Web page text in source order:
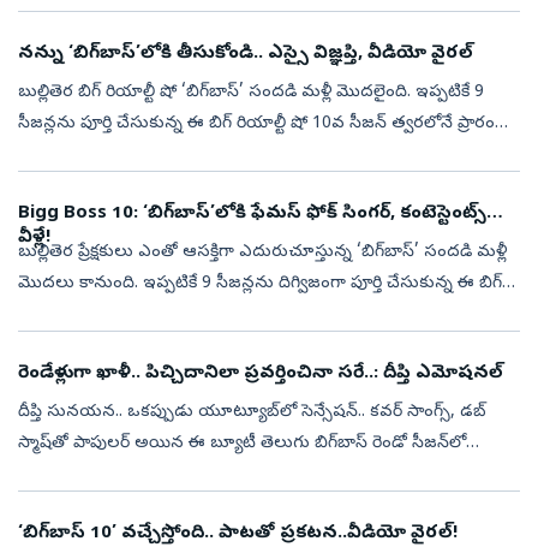
నన్ను ‘బిగ్‌బాస్‌’లోకి తీసుకోండి.. ఎస్సై విజ్ఞప్తి, వీడియో వైరల్‌
బుల్లితెర బిగ్‌ రియాల్టీ షో ‘బిగ్‌బాస్‌’ సందడి మళ్లీ మొదలైంది. ఇప్పటికే 9
సీజన్లను పూర్తి చేసుకున్న ఈ బిగ్‌ రియాల్టీ షో 10వ సీజన్‌ త్వరలోనే ప్రారంభం
Bigg Boss 10: ‘బిగ్‌బాస్‌’లోకి ఫేమస్‌ ఫోక్‌ సింగర్‌, కంటెస్టెంట్స్‌
వీళ్లే!
బుల్లితెర ప్రేక్షకులు ఎంతో ఆసక్తిగా ఎదురుచూస్తున్న ‘బిగ్‌బాస్‌’ సందడి మళ్లీ
మొదలు కానుంది. ఇప్పటికే 9 సీజన్లను దిగ్విజంగా పూర్తి చేసుకున్న ఈ బిగ్‌
రెండేళ్లుగా ఖాళీ.. పిచ్చిదానిలా ప్రవర్తించినా సరే..: దీప్తి ఎమోషనల్‌
దీప్తి సునయన.. ఒకప్పుడు యూట్యూబ్‌లో సెన్సేషన్‌.. కవర్‌ సాంగ్స్‌, డబ్‌
స్మాష్‌తో పాపులర్‌ అయిన ఈ బ్యూటీ తెలుగు బిగ్‌బాస్‌ రెండో సీజన్‌లో
‘బిగ్‌బాస్‌ 10’ వచ్చేస్తోంది.. పాటతో ప్రకటన..వీడియో వైరల్‌!